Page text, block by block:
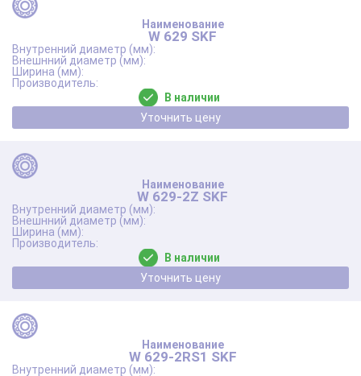
W 629 SKF
В наличии
Уточнить цену
W 629-2Z SKF
В наличии
Уточнить цену
W 629-2RS1 SKF